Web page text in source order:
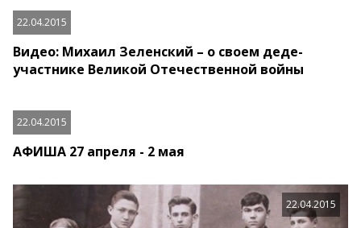
22.04.2015
Видео: Михаил Зеленский – о своем деде-
участнике Великой Отечественной войны
22.04.2015
АФИША 27 апреля - 2 мая
22.04.2015